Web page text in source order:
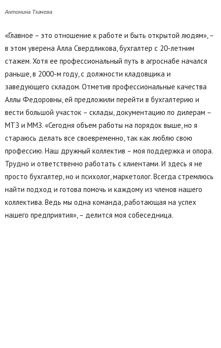
Антонина Ткачева
«Главное – это отношение к работе и быть открытой людям», –
в этом уверена Алла Свердликова, бухгалтер с 20-летним
стажем. Хотя ее профессиональный путь в агроснабе начался
раньше, в 2000-м году, с должности кладовщика и
заведующего складом. Отметив профессиональные качества
Аллы Федоровны, ей предложили перейти в бухгалтерию и
вести большой участок – склады, документацию по дилерам –
МТЗ и ММЗ. «Сегодня объем работы на порядок выше, но я
стараюсь делать все своевременно, так как люблю свою
профессию. Наш дружный коллектив – моя поддержка и опора.
Трудно и ответственно работать с клиентами. И здесь я не
просто бухгалтер, но и психолог, маркетолог. Всегда стремлюсь
найти подход и готова помочь и каждому из членов нашего
коллектива. Ведь мы одна команда, работающая на успех
нашего предприятия», – делится моя собеседница.